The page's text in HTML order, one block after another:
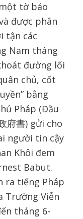
tờ báo
được phân
tận các
Nam tháng
đường lối
chủ, cốt
bằng
Pháp (Đầu
府書) gửi cho
người tin cậy
Khôi đem
Babut.
ra tiếng Pháp
Trường Viễn
tháng 6-